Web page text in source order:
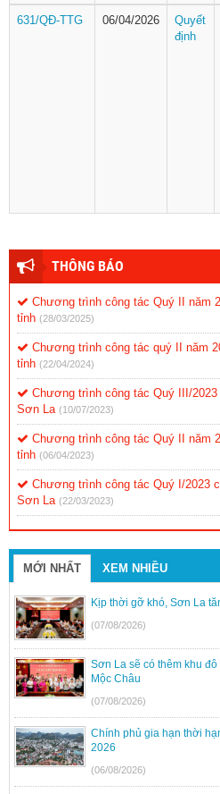
631/QĐ-TTG 06/04/2026
Quyết
định
THÔNG BÁO
Chương trình công tác Quý II năm
tỉnh (28/03/2025)
Chương trình công tác quý II năm
tỉnh (22/04/2024)
Chương trình công tác Quý III/
Sơn La (10/07/2023)
Chương trình công tác Quý II năm
tỉnh (06/04/2023)
Chương trình công tác Quý I/2023
Sơn La (22/03/2023)
MỚI NHẤT XEM NHIỀU
Kịp thời gỡ khó, Sơn La
(07/08/2026)
Sơn La sẽ có thêm khu
Mộc Châu
(07/08/2026)
Chính phủ gia hạn thời
2026
(06/08/2026)